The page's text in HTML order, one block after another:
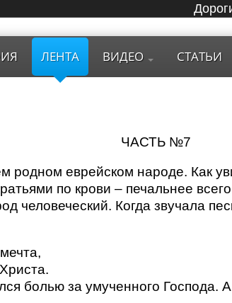
ЛЕНТА ВИДЕО СТАТЬИ
ЧАСТЬ №7
родном еврейском народе. Как
по крови – печальнее
человеческий. Когда звучала
болью за умученного Господа. А